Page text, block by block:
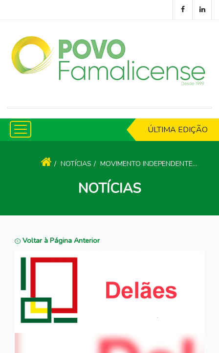
ÚLTIMA EDIÇÃO
NOTÍCIAS MOVIMENTO INDEPENDENTE POR DELÃES VENCE PARA A JUNTA
NOTÍCIAS
Voltar à Página Anterior